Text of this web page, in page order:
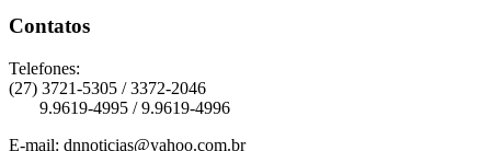
Contatos
Telefones:
(27) 3721-5305 / 3372-2046
9.9619-4995 / 9.9619-4996
E-mail: dnnoticias@yahoo.com.br